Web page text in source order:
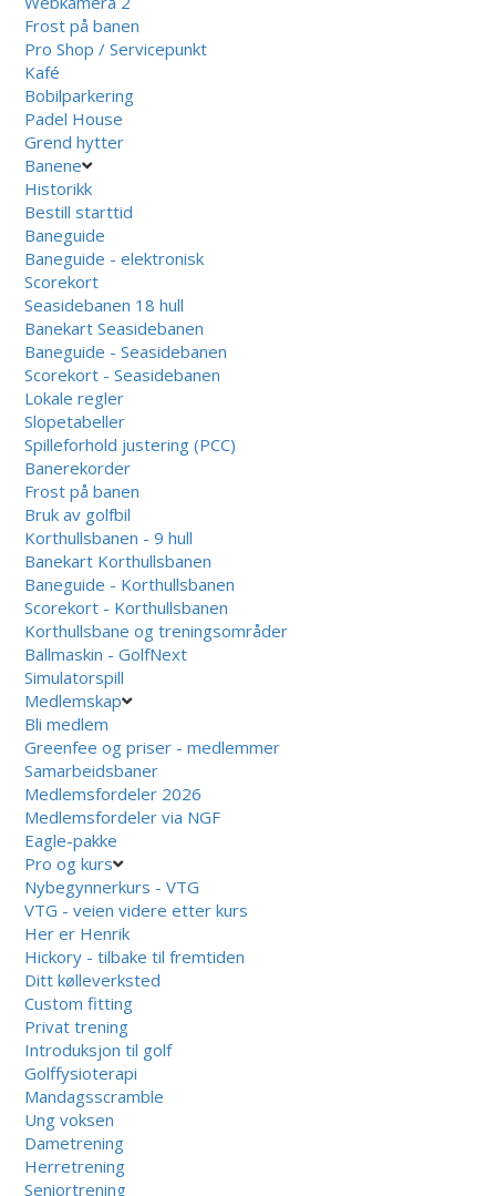
Frost på banen
Pro Shop / Servicepunkt
Kafé
Bobilparkering
Padel House
Grend hytter
Banene
Historikk
Bestill starttid
Baneguide
Baneguide - elektronisk
Scorekort
Seasidebanen 18 hull
Banekart Seasidebanen
Baneguide - Seasidebanen
Scorekort - Seasidebanen
Lokale regler
Slopetabeller
Spilleforhold justering (PCC)
Banerekorder
Frost på banen
Bruk av golfbil
Korthullsbanen - 9 hull
Banekart Korthullsbanen
Baneguide - Korthullsbanen
Scorekort - Korthullsbanen
Korthullsbane og treningsområder
Ballmaskin - GolfNext
Simulatorspill
Medlemskap
Bli medlem
Greenfee og priser - medlemmer
Samarbeidsbaner
Medlemsfordeler 2026
Medlemsfordeler via NGF
Eagle-pakke
Pro og kurs
Nybegynnerkurs - VTG
VTG - veien videre etter kurs
Her er Henrik
Hickory - tilbake til fremtiden
Ditt kølleverksted
Custom fitting
Privat trening
Introduksjon til golf
Golffysioterapi
Mandagsscramble
Ung voksen
Dametrening
Herretrening
Seniortrening